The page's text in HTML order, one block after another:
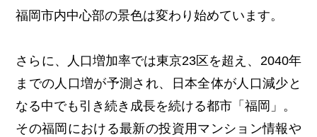
福岡市内中心部の景色は変わり始めています。
さらに、人口増加率では東京23区を超え、2040年
までの人口増が予測され、日本全体が人口減少と
なる中でも引き続き成長を続ける都市「福岡」。
その福岡における最新の投資用マンション情報や